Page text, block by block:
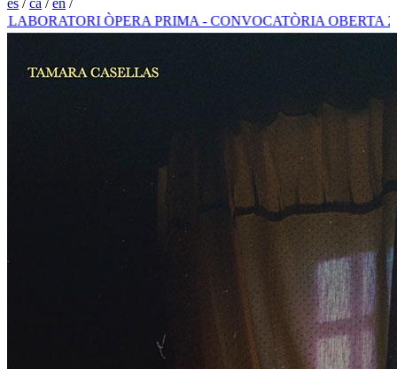
es /ca /en /
ÒPERA PRIMA - CONVOCATÒRIA OBERTA 2026